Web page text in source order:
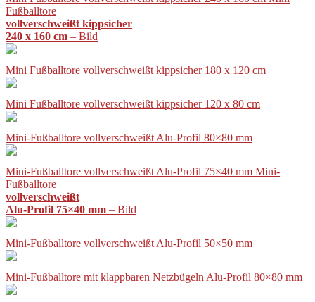
Fußballtore
vollverschweißt kippsicher
240 x 160 cm – Bild
Mini Fußballtore vollverschweißt kippsicher 180 x 120 cm
Mini Fußballtore vollverschweißt kippsicher 120 x 80 cm
Mini-Fußballtore vollverschweißt Alu-Profil 80×80 mm
Mini-Fußballtore vollverschweißt Alu-Profil 75×40 mm Mini-
Fußballtore
vollverschweißt
Alu-Profil 75×40 mm – Bild
Mini-Fußballtore vollverschweißt Alu-Profil 50×50 mm
Mini-Fußballtore mit klappbaren Netzbügeln Alu-Profil 80×80 mm